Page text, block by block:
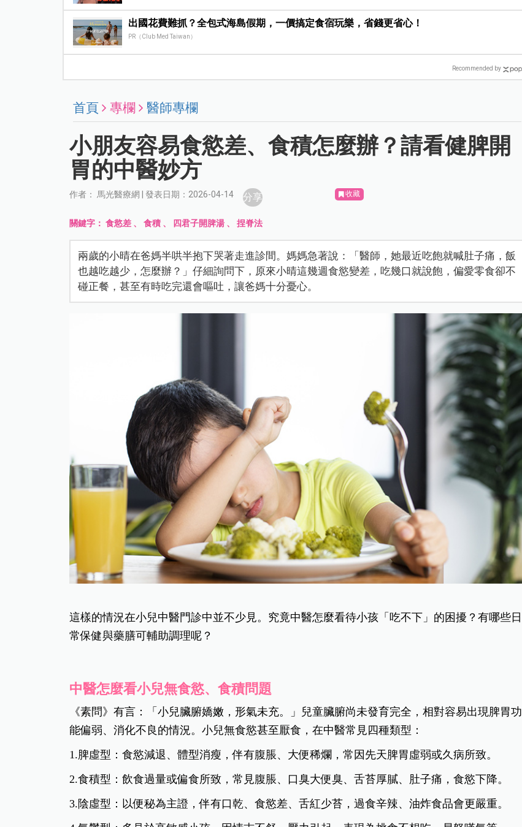
出國花費難抓？全包式海島假期，一價搞定食宿玩樂，省錢更省心！
PR（Club Med Taiwan）
Recommended by
首頁 專欄 醫師專欄
小朋友容易食慾差、食積怎麼辦？請看健脾開
胃的中醫妙方
作者： 馬光醫療網 | 發表日期：2026-04-14 分享 收藏
關鍵字：食慾差 、食積 、 四君子開脾湯 、捏脊法
兩歲的小晴在爸媽半哄半抱下哭著走進診間。媽媽急著說：「醫師，她最近吃飽就喊肚子痛，飯
也越吃越少，怎麼辦？」仔細詢問下，原來小晴這幾週食慾變差，吃幾口就說飽，偏愛零食卻不
碰正餐，甚至有時吃完還會嘔吐，讓爸媽十分憂心。
這樣的情況在小兒中醫門診中並不少見。究竟中醫怎麼看待小孩「吃不下」的困擾？有哪些日
常保健與藥膳可輔助調理呢？
中醫怎麼看小兒無食慾、食積問題
《素問》有言：「小兒臟腑嬌嫩，形氣未充。」兒童臟腑尚未發育完全，相對容易出現脾胃功
能偏弱、消化不良的情況。小兒無食慾甚至厭食，在中醫常見四種類型：
1.脾虛型：食慾減退、體型消瘦，伴有腹脹、大便稀爛，常因先天脾胃虛弱或久病所致。
2.食積型：飲食過量或偏食所致，常見腹脹、口臭大便臭、舌苔厚膩、肚子痛，食慾下降。
3.陰虛型：以便秘為主證，伴有口乾、食慾差、舌紅少苔，過食辛辣、油炸食品會更嚴重。